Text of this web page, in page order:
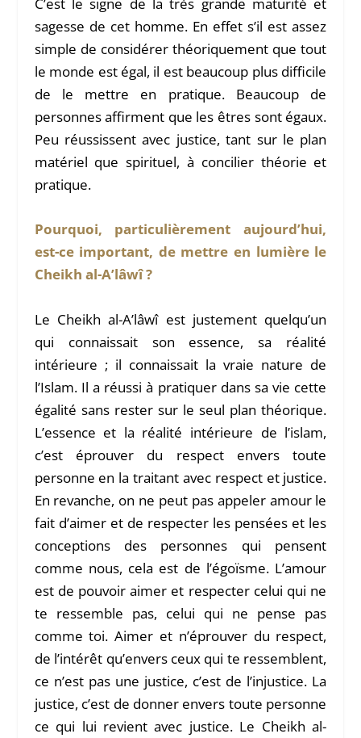
C’est le signe de la très grande maturité et
sagesse de cet homme. En effet s’il est assez
simple de considérer théoriquement que tout
le monde est égal, il est beaucoup plus difficile
de le mettre en pratique. Beaucoup de
personnes affirment que les êtres sont égaux.
Peu réussissent avec justice, tant sur le plan
matériel que spirituel, à concilier théorie et
pratique.
Pourquoi, particulièrement aujourd’hui,
est-ce important, de mettre en lumière le
Cheikh al-A’lâwî ?
Le Cheikh al-A’lâwî est justement quelqu’un
qui connaissait son essence, sa réalité
intérieure ; il connaissait la vraie nature de
l’Islam. Il a réussi à pratiquer dans sa vie cette
égalité sans rester sur le seul plan théorique.
L’essence et la réalité intérieure de l’islam,
c’est éprouver du respect envers toute
personne en la traitant avec respect et justice.
En revanche, on ne peut pas appeler amour le
fait d’aimer et de respecter les pensées et les
conceptions des personnes qui pensent
comme nous, cela est de l’égoïsme. L’amour
est de pouvoir aimer et respecter celui qui ne
te ressemble pas, celui qui ne pense pas
comme toi. Aimer et n’éprouver du respect,
de l’intérêt qu’envers ceux qui te ressemblent,
ce n’est pas une justice, c’est de l’injustice. La
justice, c’est de donner envers toute personne
ce qui lui revient avec justice. Le Cheikh al-